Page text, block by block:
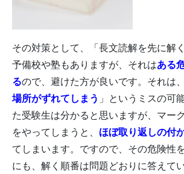
その対策として、「長文読解を先に解
予備校や塾もありますが、それはある
るので、避けた方が良いです。それは
場所がずれてしまう 」というミスの可
た受験生は分かると思いますが、マー
をやってしまうと、 ほぼ取り返しの付
てしまいます。ですので、その危険性
にも、解く順番は問題どおりに答えて